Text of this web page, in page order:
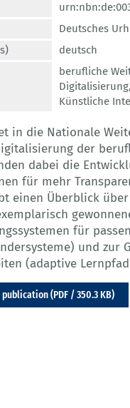
Deutsches
deutsch
berufliche
Digitalisierung,
Künstliche
in die Nationale
der
dabei die
für mehr
einen Überblick
für
und zur
(adaptive
(PDF / 350.3 KB)